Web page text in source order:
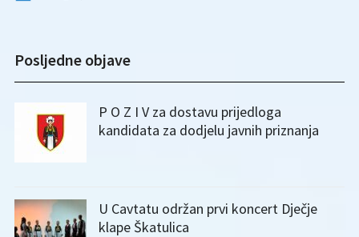
Posljedne objave
P O Z I V za dostavu prijedloga
kandidata za dodjelu javnih priznanja
U Cavtatu održan prvi koncert Dječje
klape Škatulica